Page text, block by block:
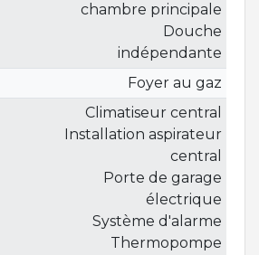
chambre principale
Douche
indépendante
Foyer au gaz
Climatiseur central
Installation aspirateur
central
Porte de garage
électrique
Système d'alarme
Thermopompe